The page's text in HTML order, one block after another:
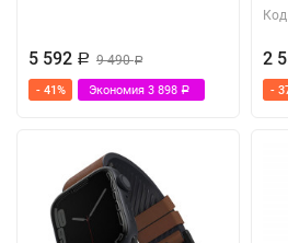
5 592 Р 9 490Р
- 41% Экономия 3 898 Р
2
-